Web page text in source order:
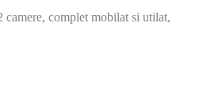
camere, complet mobilat si utilat,